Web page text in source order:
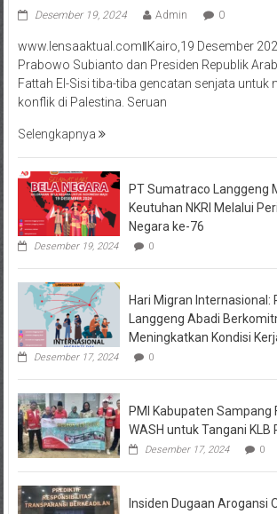
Desember 19, 2024 Admin 0
www.lensaaktual.comǁKairo,19 Desember
Prabowo Subianto dan Presiden Republik
Fattah El-Sisi tiba-tiba gencatan senjata untuk
konflik di Palestina. Seruan
Selengkapnya
PT Sumatraco Langgeng
Keutuhan NKRI Melalui
Negara ke-76
Desember 19, 2024 0
Hari Migran Internasional:
Langgeng Abadi
Meningkatkan Kondisi
Desember 17, 2024 0
PMI Kabupaten Sampang
WASH untuk Tangani KLB
Desember 17, 2024 0
Insiden Dugaan Arogansi